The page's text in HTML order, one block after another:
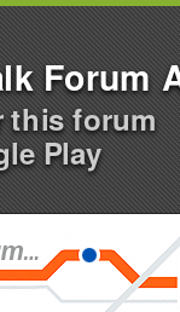
Forum
this forum
Play